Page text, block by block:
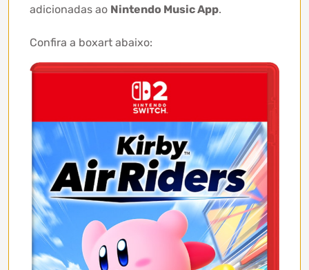
adicionadas ao Nintendo Music App.
Confira a boxart abaixo: